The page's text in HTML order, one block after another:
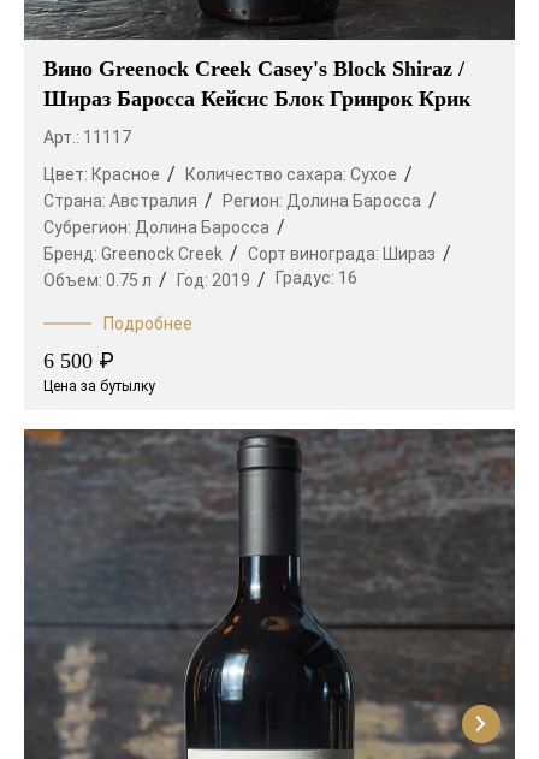
Вино Greenock Creek Casey's Block Shiraz /
Шираз Баросса Кейсис Блок Гринрок Крик
Арт.: 11117
Цвет: Красное Количество сахара: Сухое
Страна: Австралия Регион: Долина Баросса
Субрегион: Долина Баросса
Бренд: Greenock Creek Сорт винограда:
Шираз
Объем: 0.75 л Год: 2019 Градус: 16
Подробнее
6 500 ₽
Цена за бутылку